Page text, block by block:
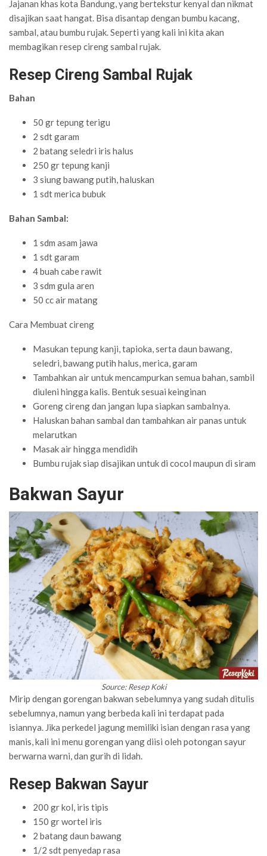
Jajanan khas kota Bandung, yang bertekstur kenyal dan nikmat
disajikan saat hangat. Bisa disantap dengan bumbu kacang,
sambal, atau bumbu rujak. Seperti yang kali ini kita akan
membagikan resep cireng sambal rujak.
Resep Cireng Sambal Rujak
Bahan
50 gr tepung terigu
2 sdt garam
2 batang seledri iris halus
250 gr tepung kanji
3 siung bawang putih, haluskan
1 sdt merica bubuk
Bahan Sambal:
1 sdm asam jawa
1 sdt garam
4 buah cabe rawit
3 sdm gula aren
50 cc air matang
Cara Membuat cireng
Masukan tepung kanji, tapioka, serta daun bawang,
seledri, bawang putih halus, merica, garam
Tambahkan air untuk mencampurkan semua bahan, sambil
diuleni hingga kalis. Bentuk sesuai keinginan
Goreng cireng dan jangan lupa siapkan sambalnya.
Haluskan bahan sambal dan tambahkan air panas untuk
melarutkan
Masak air hingga mendidih
Bumbu rujak siap disajikan untuk di cocol maupun di siram
Bakwan Sayur
Source: Resep Koki
Mirip dengan gorengan bakwan sebelumnya yang sudah ditulis
sebelumnya, namun yang berbeda kali ini terdapat pada
isiannya. Jika perkedel jagung memiliki isian dengan rasa yang
manis, kali ini menu gorengan yang diisi oleh potongan sayur
berwarna warni, dan gurih di lidah.
Resep Bakwan Sayur
200 gr kol, iris tipis
150 gr wortel iris
2 batang daun bawang
1/2 sdt penyedap rasa